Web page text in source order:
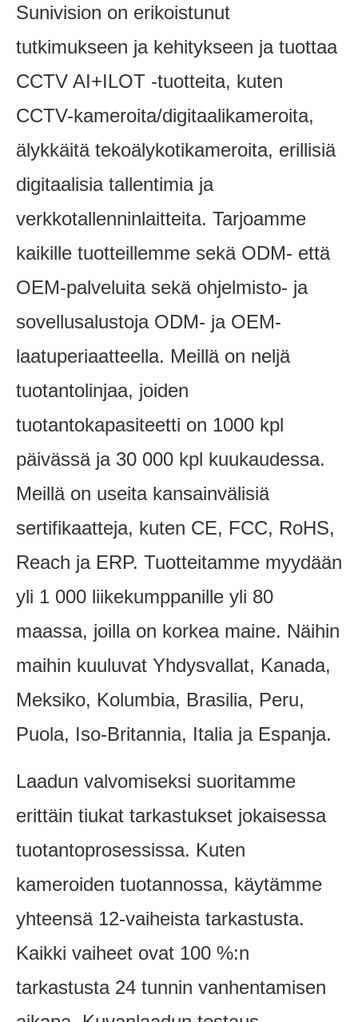
Sunivision on erikoistunut
tutkimukseen ja kehitykseen ja tuottaa
CCTV AI+ILOT -tuotteita, kuten
CCTV-kameroita/digitaalikameroita,
älykkäitä tekoälykotikameroita, erillisiä
digitaalisia tallentimia ja
verkkotallenninlaitteita. Tarjoamme
kaikille tuotteillemme sekä ODM- että
OEM-palveluita sekä ohjelmisto- ja
sovellusalustoja ODM- ja OEM-
laatuperiaatteella. Meillä on neljä
tuotantolinjaa, joiden
tuotantokapasiteetti on 1000 kpl
päivässä ja 30 000 kpl kuukaudessa.
Meillä on useita kansainvälisiä
sertifikaatteja, kuten CE, FCC, RoHS,
Reach ja ERP. Tuotteitamme myydään
yli 1 000 liikekumppanille yli 80
maassa, joilla on korkea maine. Näihin
maihin kuuluvat Yhdysvallat, Kanada,
Meksiko, Kolumbia, Brasilia, Peru,
Puola, Iso-Britannia, Italia ja Espanja.
Laadun valvomiseksi suoritamme
erittäin tiukat tarkastukset jokaisessa
tuotantoprosessissa. Kuten
kameroiden tuotannossa, käytämme
yhteensä 12-vaiheista tarkastusta.
Kaikki vaiheet ovat 100 %:n
tarkastusta 24 tunnin vanhentamisen